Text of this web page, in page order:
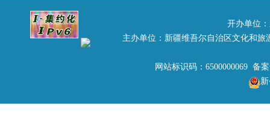
师旅游局：
根据自治区旅游工
精神以及国家旅游局
成提升旅游服务质量
开办单位
主办单位：新疆维吾尔自治区文化和
网站标识码：6500000069 备